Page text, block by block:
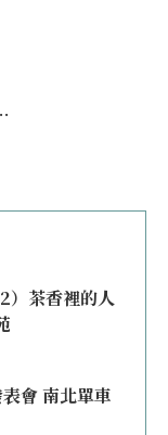
）茶香裡的人
會 南北單車